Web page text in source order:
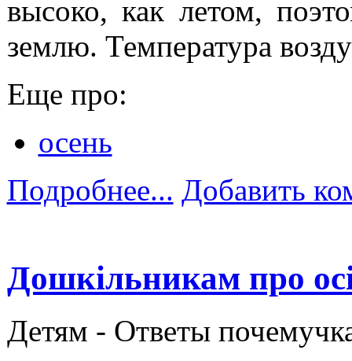
высоко, как летом,
землю. Температура
Еще про:
осень
Подробнее... Добавить
Дошкільникам про
Детям - Ответы